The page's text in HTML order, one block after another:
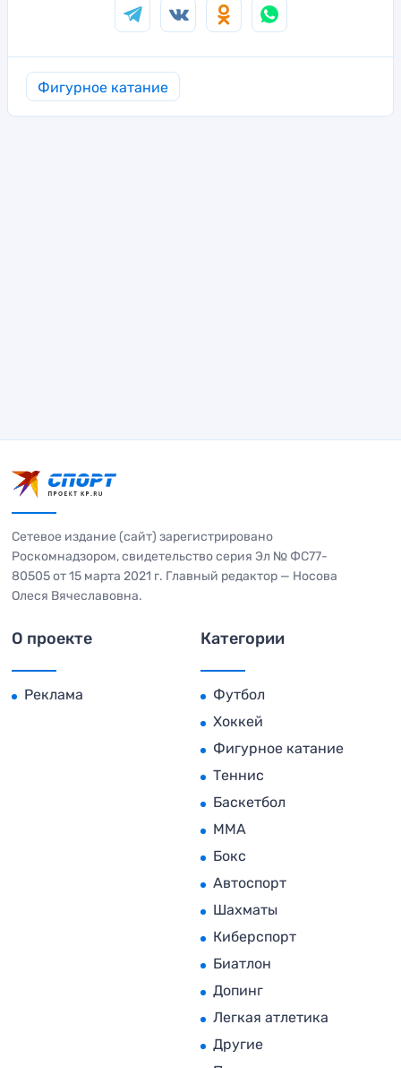
Фигурное катание
Сетевое издание (сайт) зарегистрировано
Роскомнадзором, свидетельство серия Эл № ФС77-
80505 от 15 марта 2021 г. Главный редактор — Носова
Олеся Вячеславовна.
О проекте
Реклама
Категории
Футбол
Хоккей
Фигурное катание
Теннис
Баскетбол
MMA
Бокс
Автоспорт
Шахматы
Киберспорт
Биатлон
Допинг
Легкая атлетика
Другие